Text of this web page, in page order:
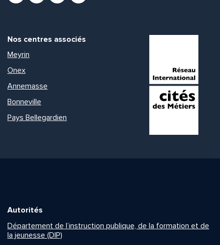
Nos centres associés
Meyrin
Onex
Annemasse
Bonneville
Pays Bellegardien
Autorités
Département de l’instruction publique, de la formation et de
la jeunesse (DIP)